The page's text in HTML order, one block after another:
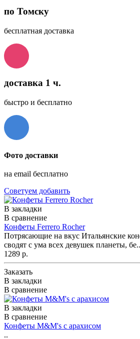
по Томску
бесплатная доставка
доставка 1 ч.
быстро и бесплатно
Фото доставки
на email бесплатно
Советуем добавить
В закладки
В сравнение
Конфеты Ferrero Rocher
Потрясающие на вкус Итальянские
сводят с ума всех девушек планеты, бе..
1289 р.
Заказать
В закладки
В сравнение
В закладки
В сравнение
Конфеты M&M's с арахисом
..